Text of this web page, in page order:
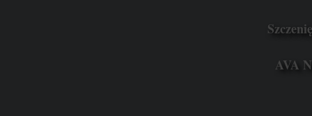
AVA